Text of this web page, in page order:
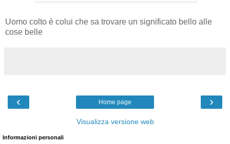
Uomo colto è colui che sa trovare un significato bello alle
cose belle
‹ ›
Home page
Visualizza versione web
Informazioni personali